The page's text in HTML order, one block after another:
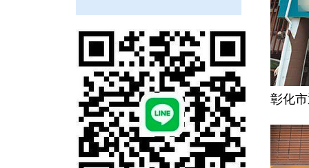
彰化